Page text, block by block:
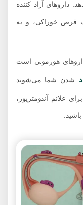
آزاد کننده
خوراکی، و به
هورمونی است
شما می‌شوند
آندومتریوز،